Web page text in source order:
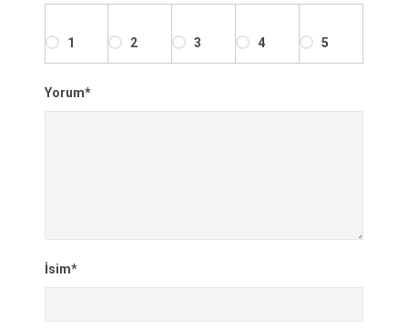
1 2 3 4 5
Yorum*
İsim*